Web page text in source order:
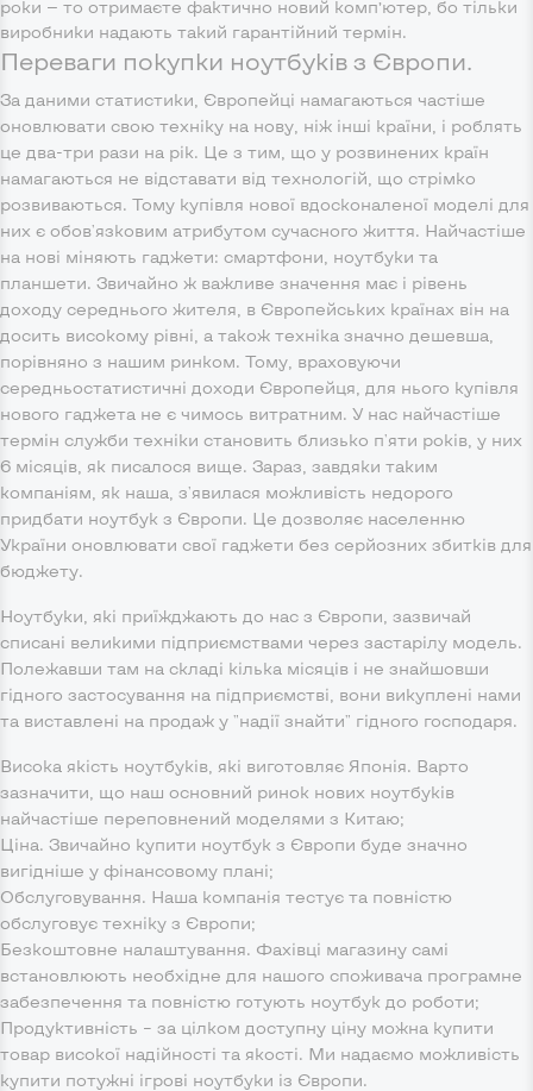
роки — то отримаєте фактично новий комп’ютер, бо тільки
виробники надають такий гарантійний термін.
Переваги покупки ноутбуків з Європи.
За даними статистики, Європейці намагаються частіше
оновлювати свою техніку на нову, ніж інші країни, і роблять
це два-три рази на рік. Це з тим, що у розвинених країн
намагаються не відставати від технологій, що стрімко
розвиваються. Тому купівля нової вдосконаленої моделі для
них є обов'язковим атрибутом сучасного життя. Найчастіше
на нові міняють гаджети: смартфони, ноутбуки та
планшети. Звичайно ж важливе значення має і рівень
доходу середнього жителя, в Європейських країнах він на
досить високому рівні, а також техніка значно дешевша,
порівняно з нашим ринком. Тому, враховуючи
середньостатистичні доходи Європейця, для нього купівля
нового гаджета не є чимось витратним. У нас найчастіше
термін служби техніки становить близько п'яти років, у них
6 місяців, як писалося вище. Зараз, завдяки таким
компаніям, як наша, з'явилася можливість недорого
придбати ноутбук з Європи. Це дозволяє населенню
України оновлювати свої гаджети без серйозних збитків для
бюджету.
Ноутбуки, які приїжджають до нас з Європи, зазвичай
списані великими підприємствами через застарілу модель.
Полежавши там на складі кілька місяців і не знайшовши
гідного застосування на підприємстві, вони викуплені нами
та виставлені на продаж у "надії знайти" гідного господаря.
Висока якість ноутбуків, які виготовляє Японія. Варто
зазначити, що наш основний ринок нових ноутбуків
найчастіше переповнений моделями з Китаю;
Ціна. Звичайно купити ноутбук з Європи буде значно
вигідніше у фінансовому плані;
Обслуговування. Наша компанія тестує та повністю
обслуговує техніку з Європи;
Безкоштовне налаштування. Фахівці магазину самі
встановлюють необхідне для нашого споживача програмне
забезпечення та повністю готують ноутбук до роботи;
Продуктивність – за цілком доступну ціну можна купити
товар високої надійності та якості. Ми надаємо можливість
купити потужні ігрові ноутбуки із Європи.